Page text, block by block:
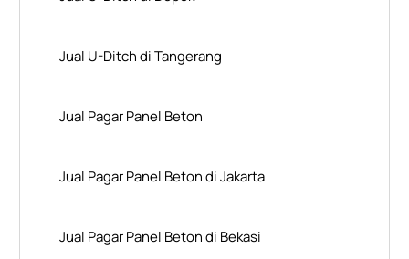
Jual U-Ditch di Tangerang
Jual Pagar Panel Beton
Jual Pagar Panel Beton di Jakarta
Jual Pagar Panel Beton di Bekasi